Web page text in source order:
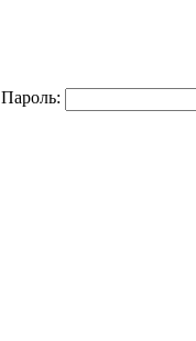
Пароль: